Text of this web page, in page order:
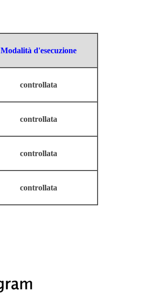
Modalità d'esecuzione
controllata
controllata
controllata
controllata